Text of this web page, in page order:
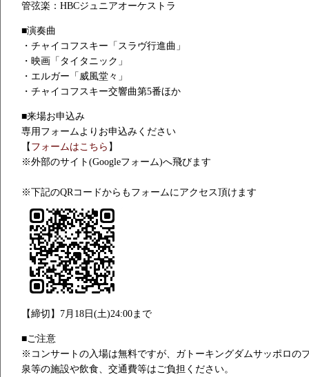
管弦楽：HBCジュニアオーケストラ
■演奏曲
・チャイコフスキー「スラヴ行進曲」
・映画「タイタニック」
・エルガー「威風堂々」
・チャイコフスキー交響曲第5番ほか
■来場お申込み
専用フォームよりお申込みください
【 フォームはこちら 】
※外部のサイト(Googleフォーム)へ飛びます
※下記のQRコードからもフォームにアクセス頂けます
【締切】7月18日(土)24:00まで
■ご注意
※コンサートの入場は無料ですが、ガトーキングダムサッポロの
泉等の施設や飲食、交通費等はご負担ください。